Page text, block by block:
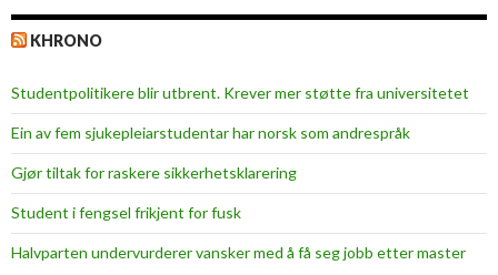
KHRONO
Studentpolitikere blir utbrent. Krever mer støtte fra universitetet
Ein av fem sjukepleiar­studentar har norsk som andrespråk
Gjør tiltak for raskere sikkerhets­klarering
Student i fengsel frikjent for fusk
Halvparten undervurderer vansker med å få seg jobb etter master